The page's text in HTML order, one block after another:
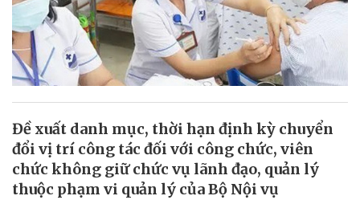
Đề xuất danh mục, thời hạn định kỳ chuyển
đổi vị trí công tác đối với công chức, viên
chức không giữ chức vụ lãnh đạo, quản lý
thuộc phạm vi quản lý của Bộ Nội vụ